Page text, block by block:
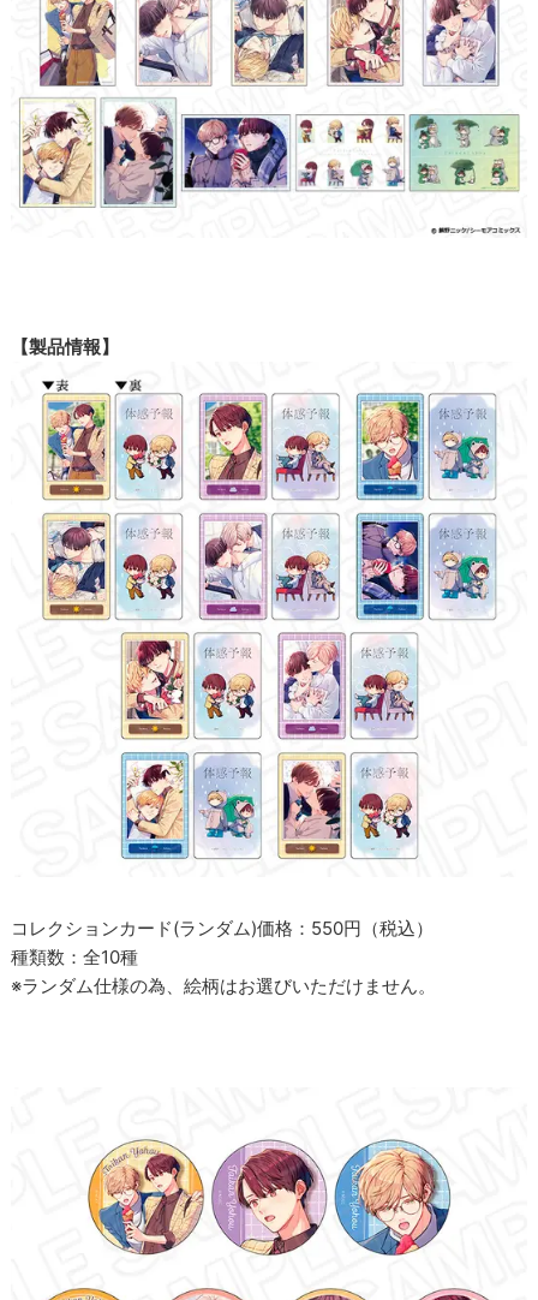
【製品情報】
コレクションカード(ランダム)価格：550円（税込）
種類数：全10種
※ランダム仕様の為、絵柄はお選びいただけません。